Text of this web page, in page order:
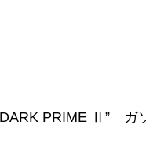
PRIME Ⅱ” ガ